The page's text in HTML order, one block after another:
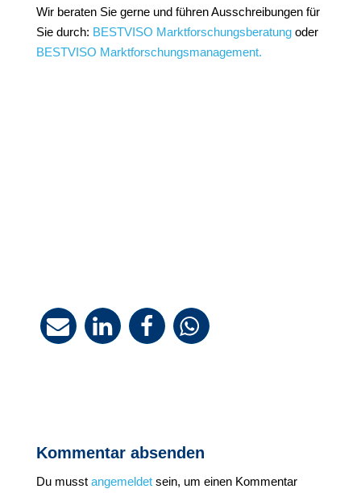
Wir beraten Sie gerne und führen Ausschreibungen für
Sie durch: BESTVISO Marktforschungsberatungoder
BESTVISO Marktforschungsmanagement.
Kommentar absenden
Du musst angemeldetsein, um einen Kommentar